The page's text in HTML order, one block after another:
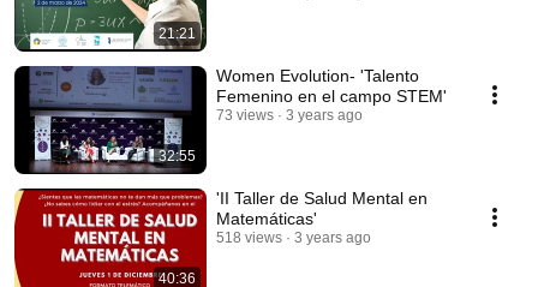
21:21
32:55
Women Evolution- 'Talento
Femenino en el campo STEM'
73 views 3 years ago
40:36
'II Taller de Salud Mental en
Matemáticas'
518 views 3 years ago